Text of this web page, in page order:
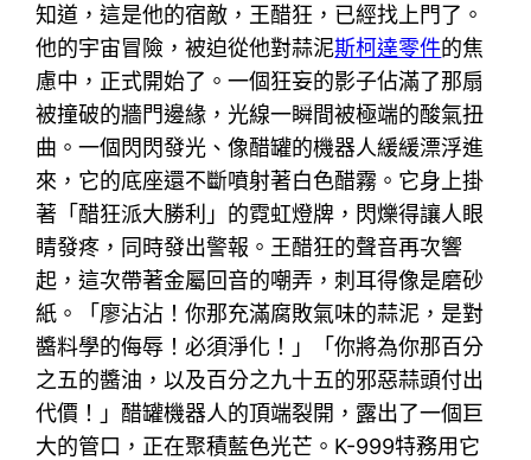
知道，這是他的宿敵，王醋狂，已經找上門了。
他的宇宙冒險，被迫從他對蒜泥斯柯達零件的焦
慮中，正式開始了。一個狂妄的影子佔滿了那扇
被撞破的牆門邊緣，光線一瞬間被極端的酸氣扭
曲。一個閃閃發光、像醋罐的機器人緩緩漂浮進
來，它的底座還不斷噴射著白色醋霧。它身上掛
著「醋狂派大勝利」的霓虹燈牌，閃爍得讓人眼
睛發疼，同時發出警報。王醋狂的聲音再次響
起，這次帶著金屬回音的嘲弄，刺耳得像是磨砂
紙。「廖沾沾！你那充滿腐敗氣味的蒜泥，是對
醬料學的侮辱！必須淨化！」「你將為你那百分
之五的醬油，以及百分之九十五的邪惡蒜頭付出
代價！」醋罐機器人的頂端裂開，露出了一個巨
大的管口，正在聚積藍色光芒。K-999特務用它